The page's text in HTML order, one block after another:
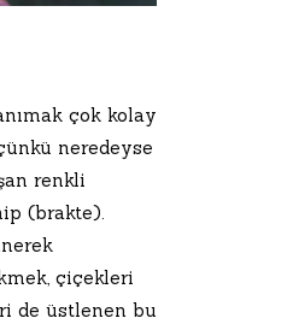
çok kolay
neredeyse
renkli
(brakte).
çiçekleri
de üstlenen bu